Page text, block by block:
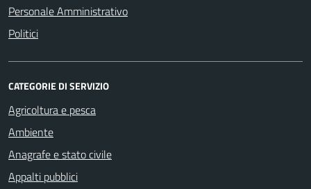
Personale Amministrativo
Politici
CATEGORIE DI SERVIZIO
Agricoltura e pesca
Ambiente
Anagrafe e stato civile
Appalti pubblici